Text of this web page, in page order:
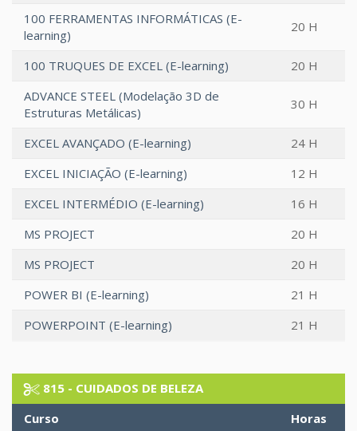
100 FERRAMENTAS INFORMÁTICAS (E-
learning)
20 H
100 TRUQUES DE EXCEL (E-learning)
20 H
ADVANCE STEEL (Modelação 3D de
Estruturas Metálicas)
30 H
EXCEL AVANÇADO (E-learning)
24 H
EXCEL INICIAÇÃO (E-learning)
12 H
EXCEL INTERMÉDIO (E-learning)
16 H
MS PROJECT
20 H
MS PROJECT
20 H
POWER BI (E-learning)
21 H
POWERPOINT (E-learning)
21 H
815 - CUIDADOS DE BELEZA
Curso
Horas